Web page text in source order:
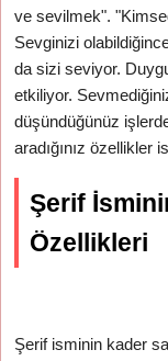
ve sevilmek".
Sevginizi
da sizi seviyor.
etkiliyor.
düşündüğünüz
aradığınız
Şerif
Özellikleri
Şerif isminin kader